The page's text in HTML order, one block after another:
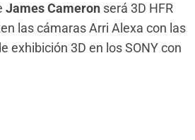
James Cameron será 3D HFR
las cámaras Arri Alexa con las
exhibición 3D en los SONY con